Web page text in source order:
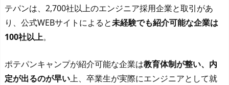
テパンは、2,700社以上のエンジニア採用企業と取引があ
り、公式WEBサイトによると未経験でも紹介可能な企業は
100社以上。
ポテパンキャンプが紹介可能な企業は教育体制が整い、内
定が出るのが早い上、卒業生が実際にエンジニアとして就